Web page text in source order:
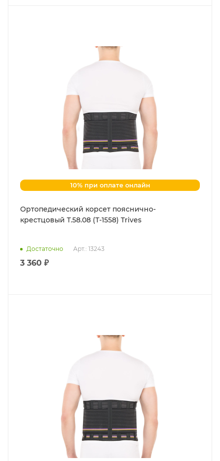
10% при оплате онлайн
Ортопедический корсет пояснично-
крестцовый Т.58.08 (Т-1558) Trives
Достаточно Арт.: 13243
3 360 ₽